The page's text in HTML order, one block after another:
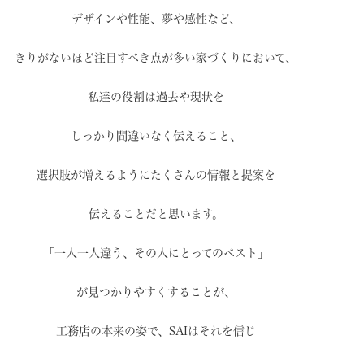
デザインや性能、夢や感性など、
きりがないほど注目すべき点が多い家づくりにおいて、
私達の役割は過去や現状を
しっかり間違いなく伝えること、
選択肢が増えるように たくさんの情報と提案を
伝えることだと思います。
「一人一人違う、その人にとってのベスト」
が見つかりやすくすることが、
工務店の本来の姿で、 SAIはそれを信じ